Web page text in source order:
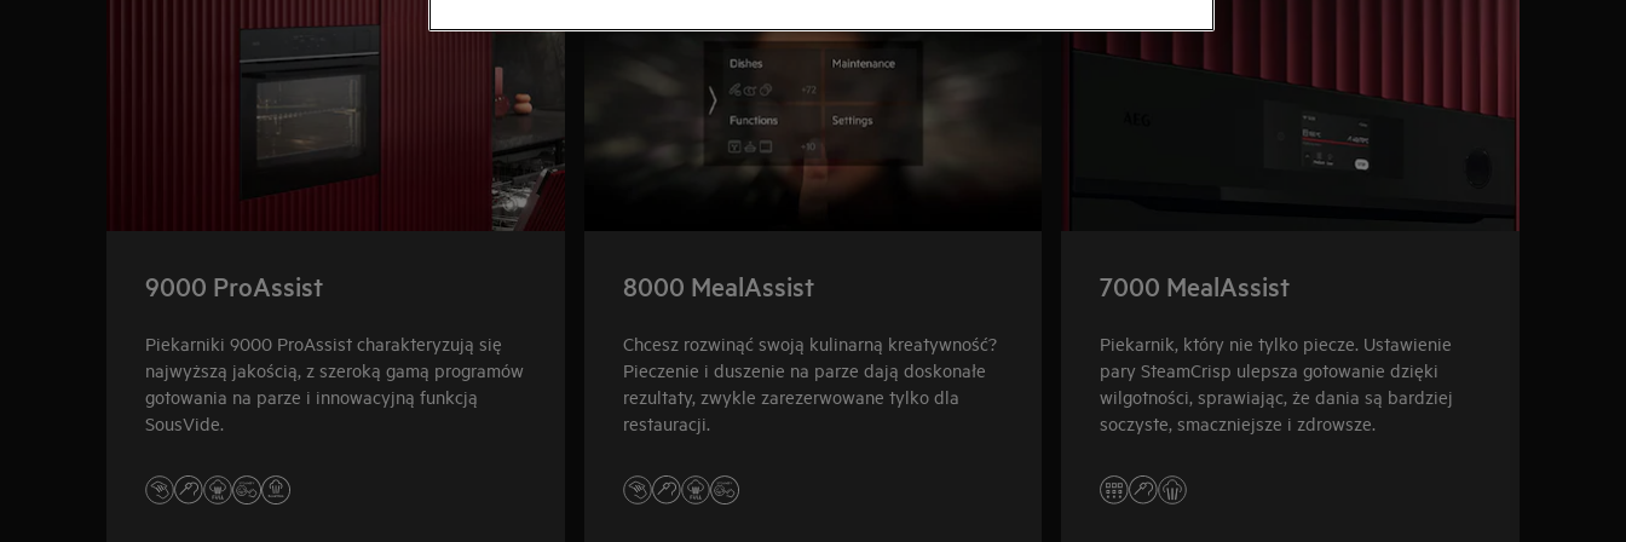
9000 ProAssist
Piekarniki 9000 ProAssist charakteryzują się
najwyższą jakością, z szeroką gamą programów
gotowania na parze i innowacyjną funkcją
SousVide.
8000 MealAssist
Chcesz rozwinąć swoją kulinarną kreatywność?
Pieczenie i duszenie na parze dają doskonałe
rezultaty, zwykle zarezerwowane tylko dla
restauracji.
7000 MealAssist
Piekarnik, który nie tylko piecze. Ustawienie
pary SteamCrisp ulepsza gotowanie dzięki
wilgotności, sprawiając, że dania są bardziej
soczyste, smaczniejsze i zdrowsze.